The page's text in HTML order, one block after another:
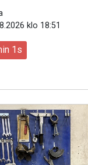
klo 18:51
59s